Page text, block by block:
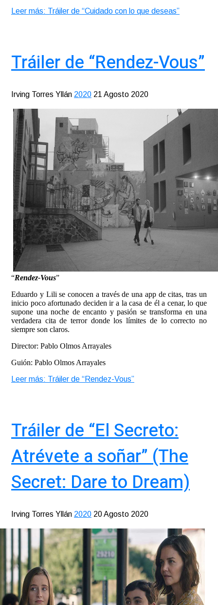
Leer más: Tráiler de “Cuidado con lo que deseas”
Tráiler de “Rendez-Vous”
Irving Torres Yllán 2020 21 Agosto 2020
“Rendez-Vous”
Eduardo y Lili se conocen a través de una app de citas, tras un
inicio poco afortunado deciden ir a la casa de él a cenar, lo que
supone una noche de encanto y pasión se transforma en una
verdadera cita de terror donde los límites de lo correcto no
siempre son claros.
Director: Pablo Olmos Arrayales
Guión: Pablo Olmos Arrayales
Leer más: Tráiler de “Rendez-Vous”
Tráiler de “El Secreto:
Atrévete a soñar” (The
Secret: Dare to Dream)
Irving Torres Yllán 2020 20 Agosto 2020